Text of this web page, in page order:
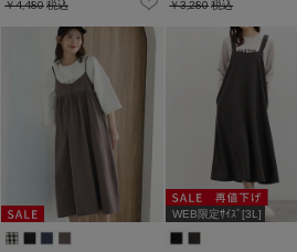
￥4,480税込
￥3,280税込
WEB限定ｻｲｽﾞ[3L]